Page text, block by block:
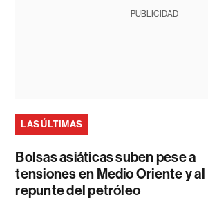
PUBLICIDAD
LAS ÚLTIMAS
Bolsas asiáticas suben pese a
tensiones en Medio Oriente y al
repunte del petróleo